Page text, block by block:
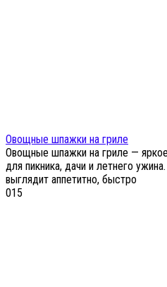
Овощные шпажки на гриле
Овощные шпажки на гриле —
для пикника, дачи и летнего
выглядит аппетитно, быстро
015